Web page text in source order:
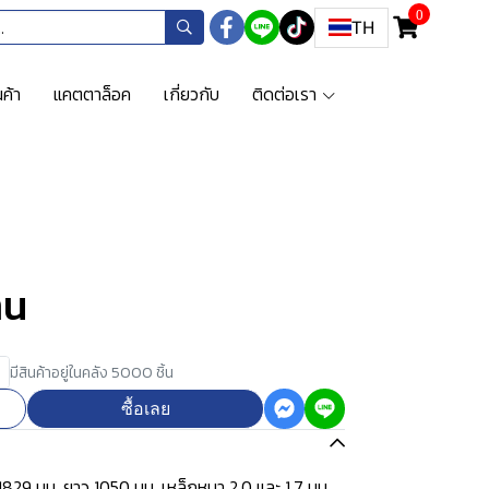
TH
0
า แคตตาล็อค เกี่ยวกับ
ติดต่อเรา
มีสินค้าอยู่ในคลัง 5000 ชิ้น
ซื้อเลย